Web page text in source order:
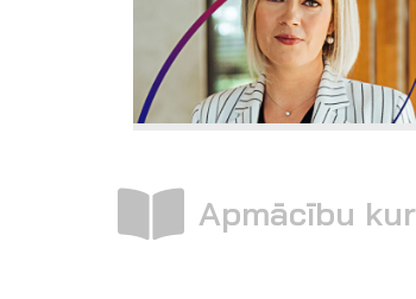
Apmācību